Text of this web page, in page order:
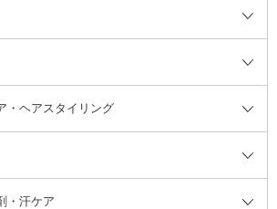
フェイスクリーム
ファンデーション
つけまつげ
ボディソープ・ハンドソープ・石
けん
・ヘアスタイリング
ヘアスタ
ント
・汗ケア